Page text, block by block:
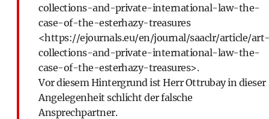
collections-and-private-international-law-the-
case-of-the-esterhazy-treasures
<https://ejournals.eu/en/journal/saaclr/article/
collections-and-private-international-law-the-
case-of-the-esterhazy-treasures>.
Vor diesem Hintergrund ist Herr Ottrubay in dieser
Angelegenheit schlicht der falsche
Ansprechpartner.